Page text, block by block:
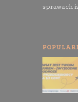
sprawach